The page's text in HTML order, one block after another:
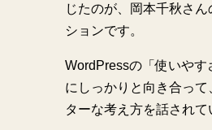
じたのが、岡本千秋さ
ションです。
WordPressの「使いやす
にしっかりと向き合っ
ターな考え方を話されて